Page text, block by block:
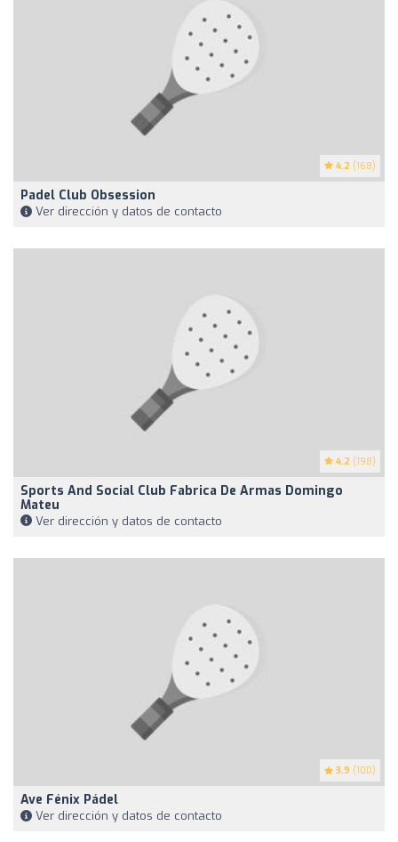
4.2 (168)
Padel Club Obsession
Ver dirección y datos de contacto
4.2 (198)
Sports And Social Club Fabrica De Armas Domingo
Mateu
Ver dirección y datos de contacto
3.9 (100)
Ave Fénix ​​Pádel
Ver dirección y datos de contacto